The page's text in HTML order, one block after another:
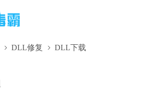
DLL修复 DLL下载
下载,ibase_GR.dll修复